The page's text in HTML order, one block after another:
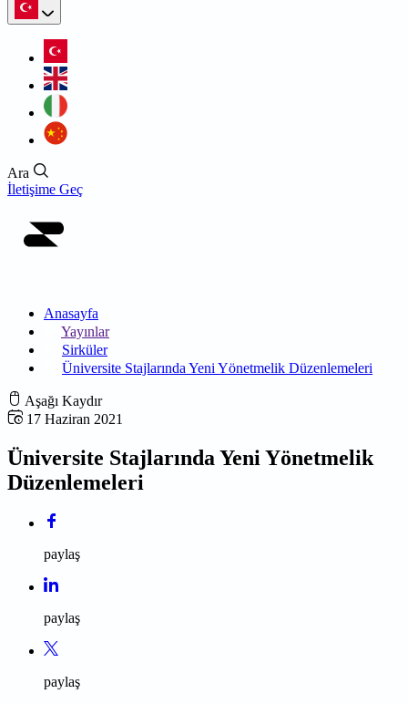
Ara
İletişime Geç
Anasayfa
Yayınlar
Sirküler
Üniversite Stajlarında Yeni Yönetmelik Düzenlemeleri
Aşağı Kaydır
17 Haziran 2021
Üniversite Stajlarında Yeni Yönetmelik
Düzenlemeleri
paylaş
paylaş
paylaş